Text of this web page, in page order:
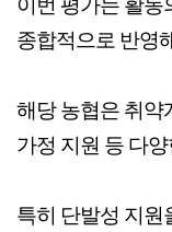
종합적으로 반영
해당 농협은 취약
가정 지원 등 다
특히 단발성 지원